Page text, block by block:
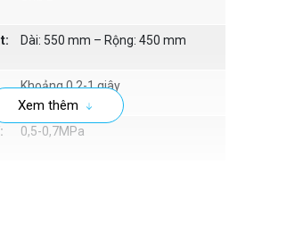
Dài: 550 mm – Rộng: 450 mm
Khoảng 0,2-1 giây
0,5-0,7MPa
Xem thêm